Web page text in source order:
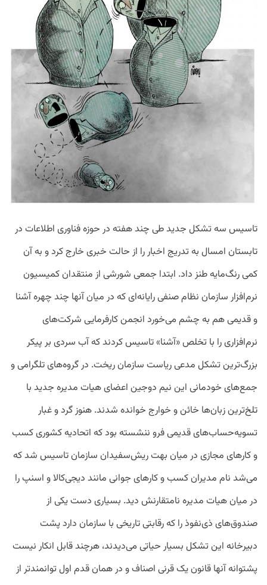
تاسیس سه تشکل جدید طی چند هفته در حوزه فناوری اطلاعات در
تابستان امسال به تدریج اخبار را از حالت خبری خارج کرد و به آن
کمی رنگ‌مایه طنز داد. ابتدا جمعی شورشی از منتقدان کمیسیون
نرم‌افزار سازمان نظام صنفی رایانه‌ای که در میان آنها چند چهره آشنا
و قدیمی هم به چشم می‌خورد انجمن کارفرمایی شرکت‌های
نرم‌افزاری را با تخلص «آشنا» تاسیس کردند که آب ‌سردی بر پیکر
بزرگ‌ترین تشکل مدعی ریاست سازمان ریخت. در گروه‌های تلگرامی و
جمع‌های خودمانی این نیم دوجین اعضای هیات مدیره جدید با
تلخ‌ترین زبان‌ها خائن و خوارج خوانده شدند. هنوز گرد و غبار
تسویه‌‌حساب‌های قدیمی فرو ننشسته بود که اتحادیه کشوری کسب
و کارهای مجازی در میان بهت ریش‌سفیدان سازمان تاسیس شد که
می‌شد نام مدیران کسب و کارهای جوانی مانند دیجی‌کالا و اسنپ را
در میان هیات مدیره نامتقارنش دید. بسیاری دست یکی از
صندوق‌های ذی‌نفوذ را که رقابتی تاریخی با سازمان دارد پشت
دبیرخانه این تشکل بسیار حیاتی می‌دیدند، هرچند قابل انکار نیست
پشتوانه آنها قانون یک قرنی اصناف و در همان قدم اول توانمند‌تر از